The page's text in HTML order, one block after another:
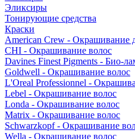
Эликсиры
Тонирующие средства
Краски
American Crew - Окрашивание
CHI - Окрашивание волос
Davines Finest Pigments - Био-
Goldwell - Окрашивание волос
L'Oreal Professionnel -
Lebel - Окрашивание волос
Londa - Окрашивание волос
Matrix - Окрашивание волос
Schwarzkopf - Окрашивание
Wella - Окрашивание волос